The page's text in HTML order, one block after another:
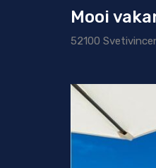
Mooi
52100